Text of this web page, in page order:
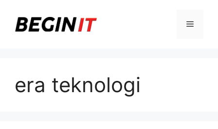
Menu
era teknologi